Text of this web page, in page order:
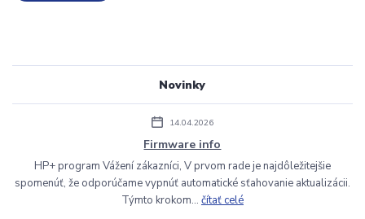
Novinky
14.04.2026
Firmware info
HP+ program Vážení zákazníci, V prvom rade je najdôležitejšie
spomenúť, že odporúčame vypnúť automatické sťahovanie aktualizácii.
Týmto krokom... čítať celé